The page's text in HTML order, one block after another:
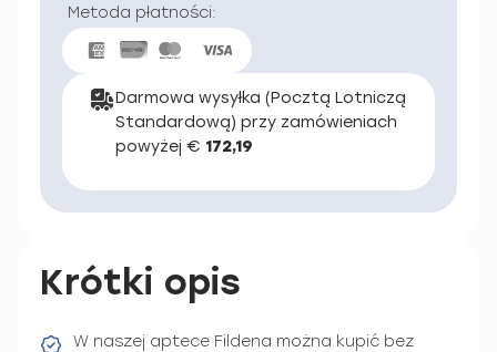
Metoda płatności:
Darmowa wysyłka (Pocztą Lotniczą
Standardową) przy zamówieniach
powyżej € 172,19
Krótki opis
W naszej aptece Fildena można kupić bez